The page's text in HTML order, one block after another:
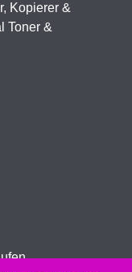
Kopierer &
Toner &